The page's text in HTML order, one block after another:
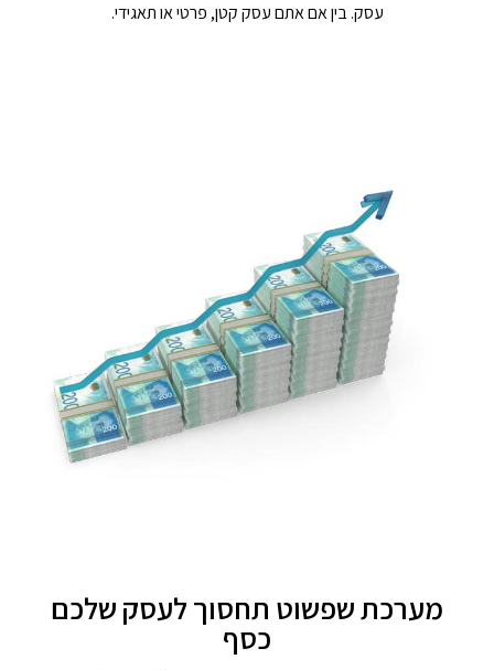
עסק. בין אם אתם עסק קטן, פרטי או תאגידי.
מערכת שפשוט תחסוך לעסק שלכם
כסף